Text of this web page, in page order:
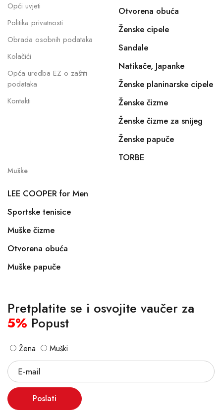
Opći uvjeti
Politika privatnosti
Obrada osobnih podataka
Kolačići
Opća uredba EZ o zaštiti
podataka
Kontakti
Otvorena obuća
Ženske cipele
Sandale
Natikače, Japanke
Ženske planinarske cipele
Ženske čizme
Ženske čizme za snijeg
Ženske papuče
TORBE
Muške
LEE COOPER for Men
Sportske tenisice
Muške čizme
Otvorena obuća
Muške papuče
Pretplatite se i osvojite vaučer za
5% Popust
Žena Muški
Poslati